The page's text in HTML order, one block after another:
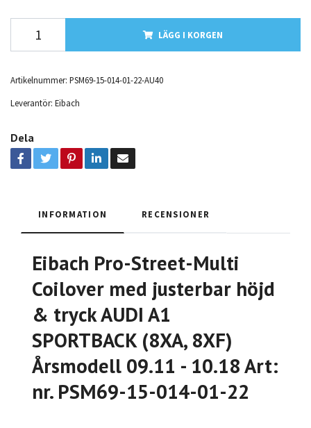
LÄGG I KORGEN
Artikelnummer: PSM69-15-014-01-22-AU40
Leverantör: Eibach
Dela
INFORMATION RECENSIONER
Eibach Pro-Street-Multi
Coilover med justerbar höjd
& tryck AUDI A1
SPORTBACK (8XA, 8XF)
Årsmodell 09.11 - 10.18 Art:
nr. PSM69-15-014-01-22